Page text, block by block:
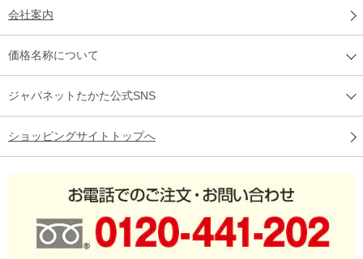
会社案内
価格名称について
ジャパネットたかた公式SNS
ショッピングサイトトップへ